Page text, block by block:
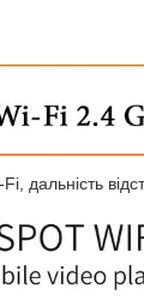
дальність